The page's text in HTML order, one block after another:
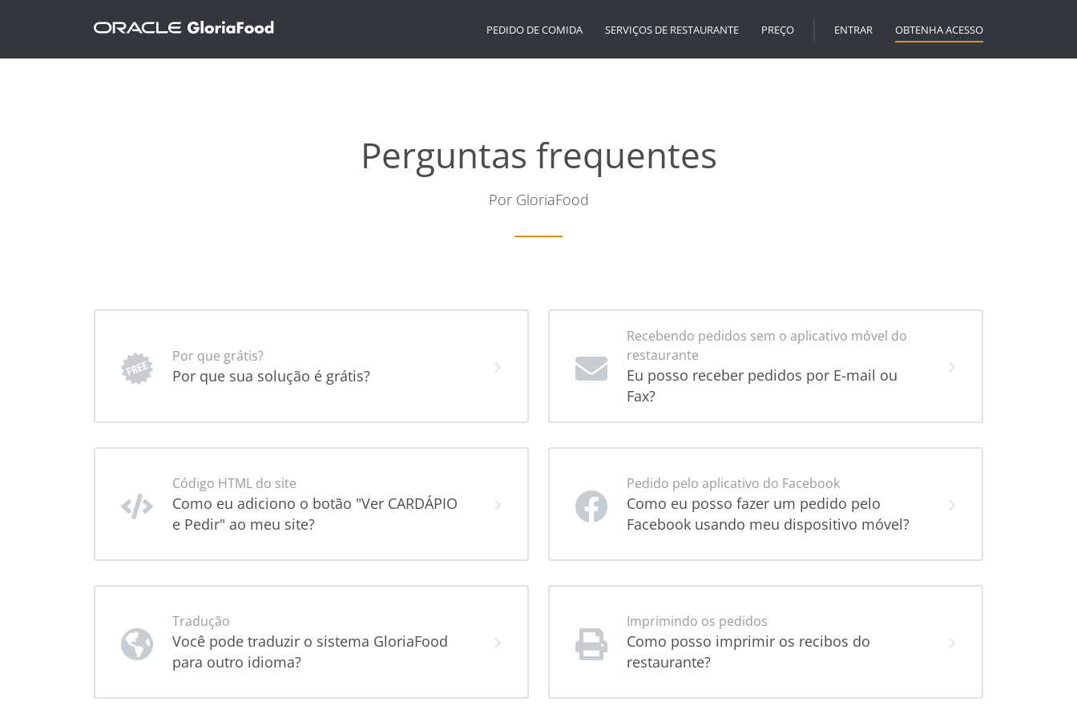
PEDIDO DE COMIDA SERVIÇOS DE RESTAURANTE PREÇO ENTRAR OBTENHA ACESSO
Perguntas frequentes
Por GloriaFood
Por que grátis?
Por que sua solução é grátis?
Recebendo pedidos sem o aplicativo móvel do
restaurante
Eu posso receber pedidos por E-mail ou
Fax?
Código HTML do site
Como eu adiciono o botão "Ver CARDÁPIO
e Pedir" ao meu site?
Pedido pelo aplicativo do Facebook
Como eu posso fazer um pedido pelo
Facebook usando meu dispositivo móvel?
Tradução
Você pode traduzir o sistema GloriaFood
para outro idioma?
Imprimindo os pedidos
Como posso imprimir os recibos do
restaurante?